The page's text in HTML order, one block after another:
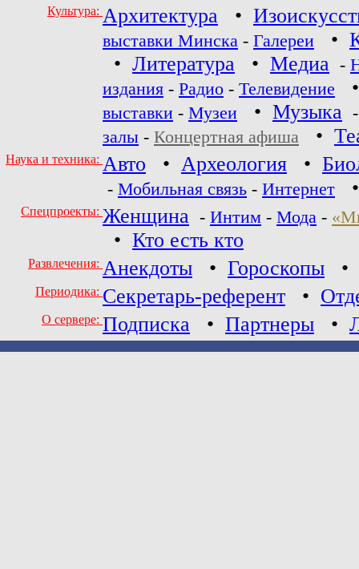
Культура: Архитектура •
выставки Минска - Галереи •
• Литература • Медиа -
издания - Радио - Телевидение
выставки - Музеи • Музыка
залы - Концертная афиша •
Наука и техника: Авто • Археология •
- Мобильная связь - Интернет
Спецпроекты: Женщина - Интим - Мода -
• Кто есть кто
Развлечения: Анекдоты • Гороскопы •
Периодика: Секретарь-референт •
О сервере: Подписка • Партнеры •